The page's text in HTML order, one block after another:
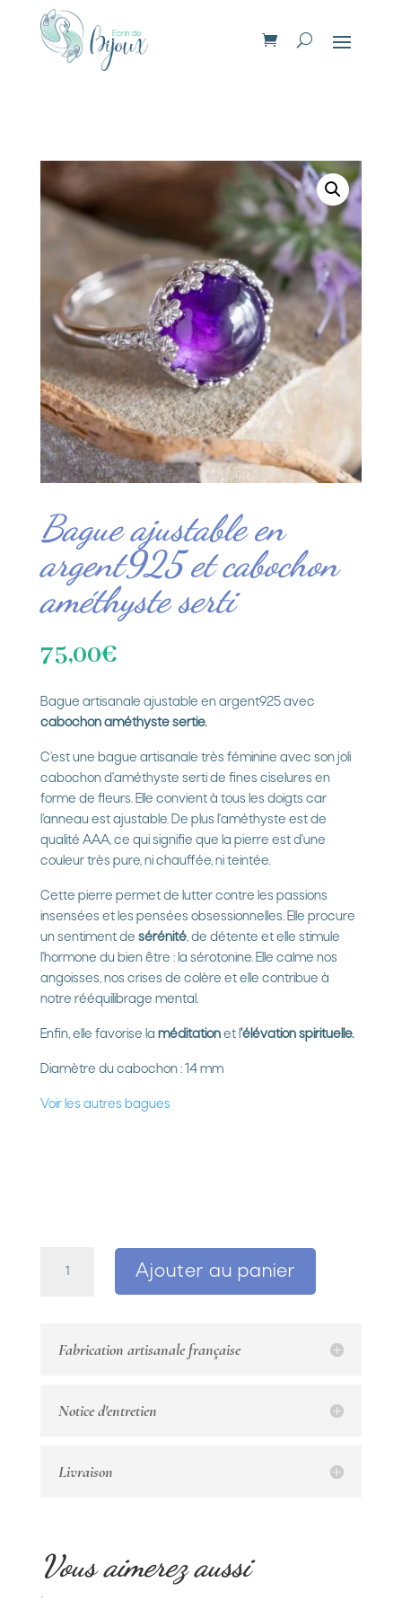
Bague ajustable en
argent925 et cabochon
améthyste serti
75,00€
Bague artisanale ajustable en argent925 avec
cabochon améthyste sertie.
C’est une bague artisanale très féminine avec son joli
cabochon d'améthyste serti de fines ciselures en
forme de fleurs. Elle convient à tous les doigts car
l’anneau est ajustable. De plus l'améthyste est de
qualité AAA, ce qui signifie que la pierre est d'une
couleur très pure, ni chauffée, ni teintée.
Cette pierre permet de lutter contre les passions
insensées et les pensées obsessionnelles. Elle procure
un sentiment de sérénité, de détente et elle stimule
l'hormone du bien être : la sérotonine. Elle calme nos
angoisses, nos crises de colère et elle contribue à
notre rééquilibrage mental.
Enfin, elle favorise la méditationet l 'élévation spirituelle.
Diamètre du cabochon : 14 mm
Voir les autres bagues
Ajouter au panier
Fabrication artisanale française
Notice d'entretien
Livraison
Vous aimerez aussi